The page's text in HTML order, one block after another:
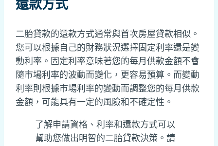
還款方式
二胎貸款的還款方式通常與首次房屋貸款相似。
您可以根據自己的財務狀況選擇固定利率還是變
動利率。固定利率意味著您的每月供款金額不會
隨市場利率的波動而變化，更容易預算。而變動
利率則根據市場利率的變動而調整您的每月供款
金額，可能具有一定的風險和不確定性。
了解申請資格、利率和還款方式可以
幫助您做出明智的二胎貸款決策。請